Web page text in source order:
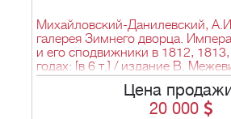
Михайловский-Данилевский,
галерея Зимнего дворца.
и его сподвижники в 1812,
годах: [в 6 т.] / издание В.
Песоцкого. - СПб.: В Тип. Карла
Цена
20 000